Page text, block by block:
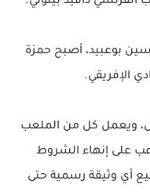
بوعبيد، أصبح حمزة
الإفريقي.
ويعمل كل من الملعب
على إنهاء الشروط
أي وثيقة رسمية حتى